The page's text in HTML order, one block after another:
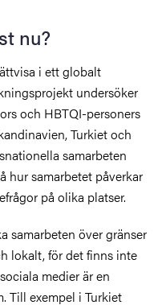
nu?
i ett globalt
undersöker
och HBTQI-personers
Turkiet och
samarbeten
hur samarbetet påverkar
på olika platser.
samarbeten över gränser
lokalt, för det finns inte
medier är en
Till exempel i Turkiet